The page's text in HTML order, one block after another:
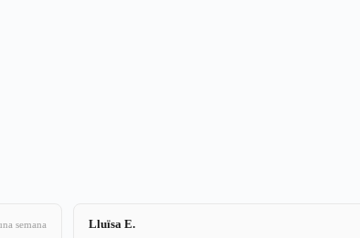
semana Lluïsa E.